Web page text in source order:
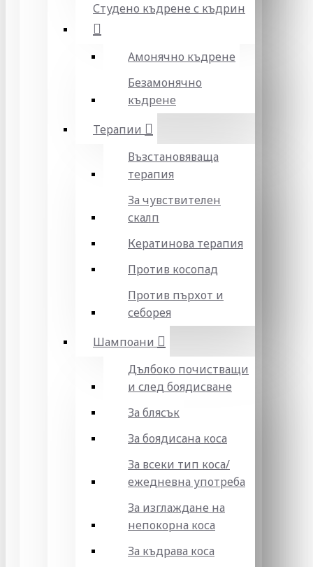
Студено къдрене с къдрин
Амонячно къдрене
Безамонячно
къдрене
Терапии
Възстановяваща
терапия
За чувствителен
скалп
Кератинова терапия
Против косопад
Против пърхот и
себорея
Шампоани
Дълбоко почистващи
и след боядисване
За блясък
За боядисана коса
За всеки тип коса/
ежедневна употреба
За изглаждане на
непокорна коса
За къдрава коса